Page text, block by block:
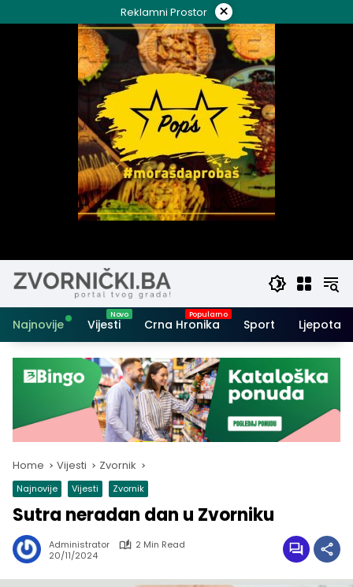
to
Reklamni Prostor ×
Najnovije Vijesti Crna Hronika Sport Ljepota i
Home Vijesti Zvornik
Najnovije Vijesti Zvornik
Sutra neradan dan u Zvorniku
Administrator
2 Min Read
20/11/2024